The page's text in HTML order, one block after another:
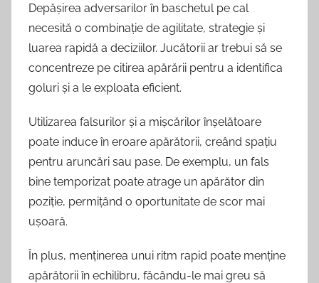
Depășirea adversarilor în baschetul pe cal
necesită o combinație de agilitate, strategie și
luarea rapidă a deciziilor. Jucătorii ar trebui să se
concentreze pe citirea apărării pentru a identifica
goluri și a le exploata eficient.
Utilizarea falsurilor și a mișcărilor înșelătoare
poate induce în eroare apărătorii, creând spațiu
pentru aruncări sau pase. De exemplu, un fals
bine temporizat poate atrage un apărător din
poziție, permițând o oportunitate de scor mai
ușoară.
În plus, menținerea unui ritm rapid poate menține
apărătorii în echilibru, făcându-le mai greu să